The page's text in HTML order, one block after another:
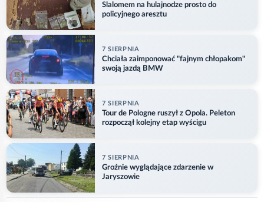
Slalomem na hulajnodze prosto do
policyjnego aresztu
7 SIERPNIA
Chciała zaimponować "fajnym chłopakom"
swoją jazdą BMW
7 SIERPNIA
Tour de Pologne ruszył z Opola. Peleton
rozpoczął kolejny etap wyścigu
7 SIERPNIA
Groźnie wyglądające zdarzenie w
Jaryszowie